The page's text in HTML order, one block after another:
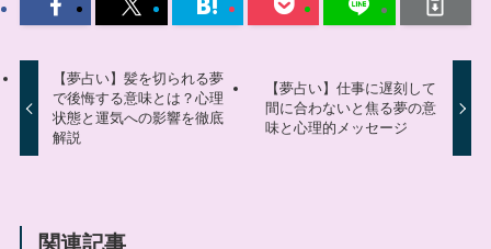
【夢占い】髪を切られる夢
で後悔する意味とは？心理
状態と運気への影響を徹底
解説
【夢占い】仕事に遅刻して
間に合わないと焦る夢の意
味と心理的メッセージ
関連記事